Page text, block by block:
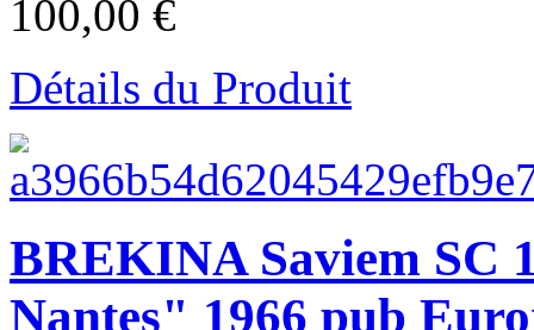
100,00 €
Détails du Produit
BREKINA Saviem SC
Nantes" 1966 pub